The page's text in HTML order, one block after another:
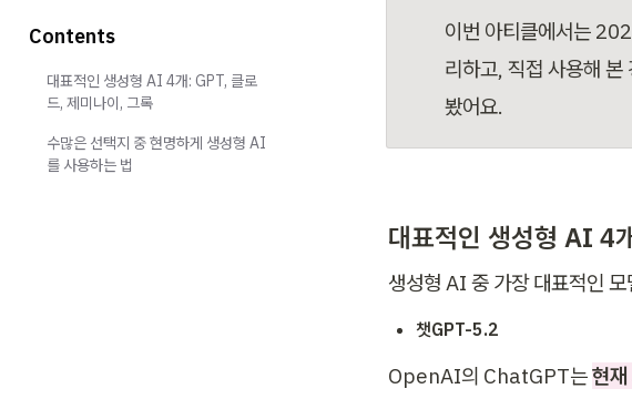
이번 아티클에서는
리하고, 직접 사용해
봤어요.
대표적인 생성형 AI 4
생성형 AI 중 가장 대표적인
챗GPT-5.2
OpenAI의 ChatGPT는 현
Contents
대표적인 생성형 AI 4개: GPT, 클로
드, 제미나이, 그록
수많은 선택지 중 현명하게 생성형 AI
를 사용하는 법